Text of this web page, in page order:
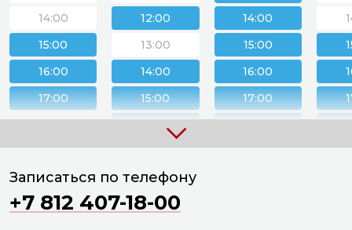
14:00
15:00
16:00
17:00
19:00
12:00
13:00
14:00
15:00
16:00
17:00
18:00
14:00
15:00
16:00
17:00
19:00
Записаться по телефону
+7 812 407-18-00